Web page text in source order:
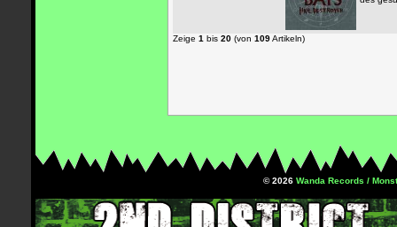
Zeige 1 bis 20 (von 109Artikeln)
© 2026 Wanda Records /